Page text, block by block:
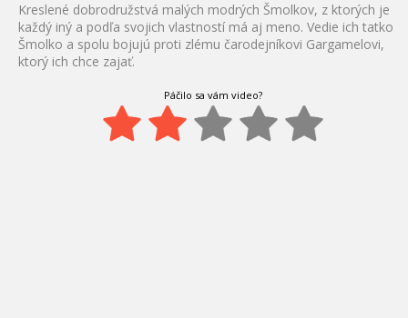
Kreslené dobrodružstvá malých modrých Šmolkov, z ktorých je
každý iný a podľa svojich vlastností má aj meno. Vedie ich tatko
Šmolko a spolu bojujú proti zlému čarodejníkovi Gargamelovi,
ktorý ich chce zajať.
Páčilo sa vám video?